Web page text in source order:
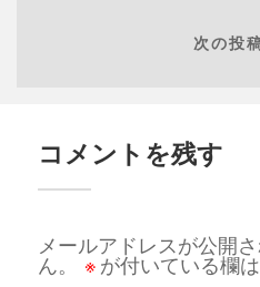
次の投
コメントを残す
メールアドレスが公開
ん。
※ が付いている欄